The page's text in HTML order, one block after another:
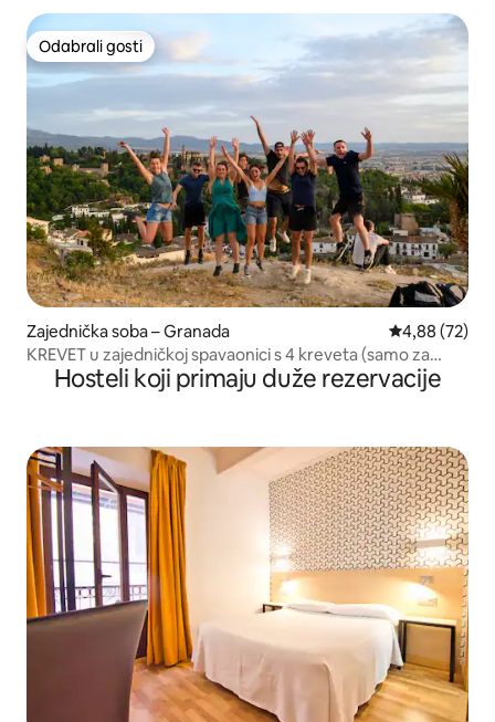
Odabrali gosti
Odabrali gosti
Zajednička soba – Granada Prosječna
4,88 (72)
KREVET u zajedničkoj spavaonici s 4 kreveta (samo za
žene)Hosteli koji primaju duže rezervacije